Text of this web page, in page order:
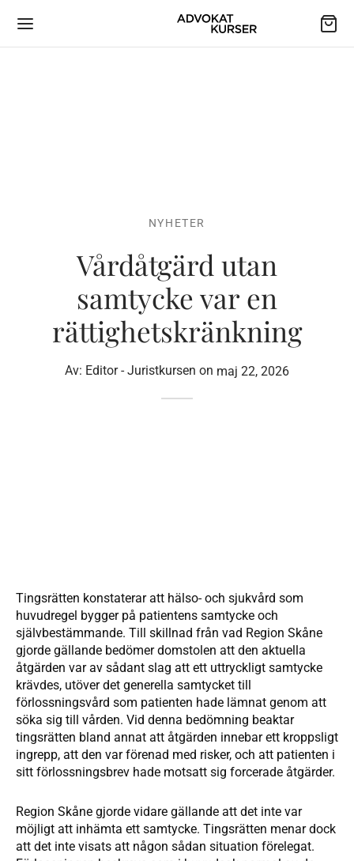
NYHETER
Vårdåtgärd utan
samtycke var en
rättighetskränkning
Av: Editor - Juristkursen on maj 22, 2026
Tingsrätten konstaterar att hälso- och sjukvård som
huvudregel bygger på patientens samtycke och
självbestämmande. Till skillnad från vad Region Skåne
gjorde gällande bedömer domstolen att den aktuella
åtgärden var av sådant slag att ett uttryckligt samtycke
krävdes, utöver det generella samtycket till
förlossningsvård som patienten hade lämnat genom att
söka sig till vården. Vid denna bedömning beaktar
tingsrätten bland annat att åtgärden innebar ett kroppsligt
ingrepp, att den var förenad med risker, och att patienten i
sitt förlossningsbrev hade motsatt sig forcerade åtgärder.
Region Skåne gjorde vidare gällande att det inte var
möjligt att inhämta ett samtycke. Tingsrätten menar dock
att det inte visats att någon sådan situation förelegat.